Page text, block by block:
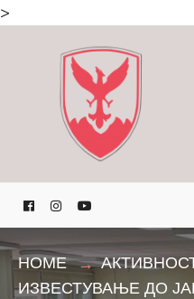
>
HOME
ИЗВЕСТУВАЊЕ ДО